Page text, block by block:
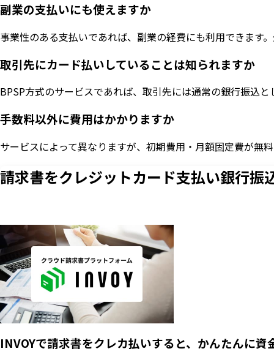
副業の支払いにも使えますか
事業性のある支払いであれば、副業の経費にも利用できます
取引先にカード払いしていることは知られますか
BPSP方式のサービスであれば、取引先には通常の銀行振込
手数料以外に費用はかかりますか
サービスによって異なりますが、初期費用・月額固定費が無
請求書をクレジットカード支払い銀行振
INVOYで請求書をクレカ払いすると、かんたんに資